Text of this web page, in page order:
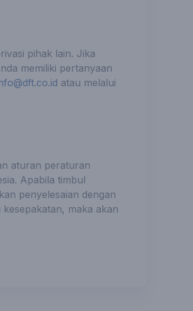
pihak lain. Jika
memiliki pertanyaan
atau melalui
aturan peraturan
Apabila timbul
penyelesaian dengan
maka akan